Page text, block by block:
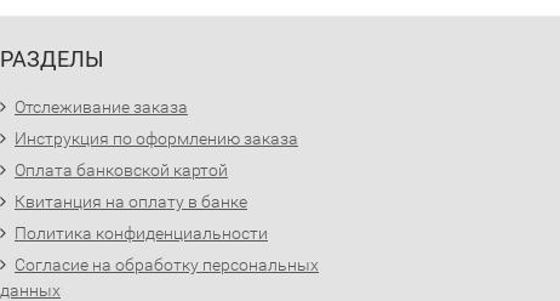
РАЗДЕЛЫ
Отслеживание заказа
Инструкция по оформлению заказа
Оплата банковской картой
Квитанция на оплату в банке
Политика конфиденциальности
Согласие на обработку персональных
данных